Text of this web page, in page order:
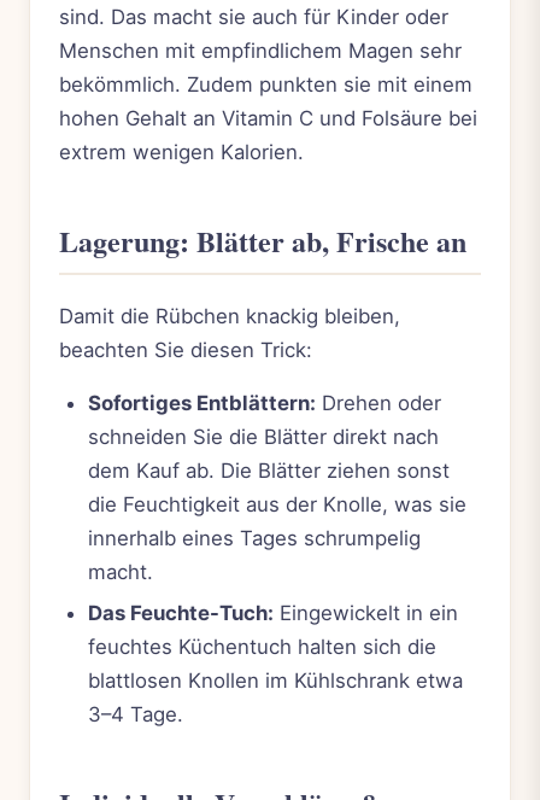
sind. Das macht sie auch für Kinder oder
Menschen mit empfindlichem Magen sehr
bekömmlich. Zudem punkten sie mit einem
hohen Gehalt an Vitamin C und Folsäure bei
extrem wenigen Kalorien.
Lagerung: Blätter ab, Frische an
Damit die Rübchen knackig bleiben,
beachten Sie diesen Trick:
Sofortiges Entblättern: Drehen oder
schneiden Sie die Blätter direkt nach
dem Kauf ab. Die Blätter ziehen sonst
die Feuchtigkeit aus der Knolle, was sie
innerhalb eines Tages schrumpelig
macht.
Das Feuchte-Tuch: Eingewickelt in ein
feuchtes Küchentuch halten sich die
blattlosen Knollen im Kühlschrank etwa
3–4 Tage.